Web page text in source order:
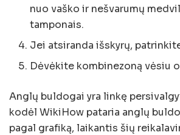
nuo vaško ir nešvarumų
tamponais.
Jei atsiranda išskyrų,
Dėvėkite kombinezoną vėsiu
Anglų buldogai yra linkę
kodėl WikiHow pataria anglų
pagal grafiką, laikantis šių